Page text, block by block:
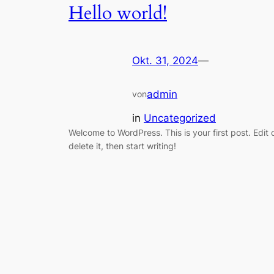
Hello world!
Okt. 31, 2024—
vonadmin
in Uncategorized
Welcome to WordPress. This is your first post. Edit
delete it, then start writing!